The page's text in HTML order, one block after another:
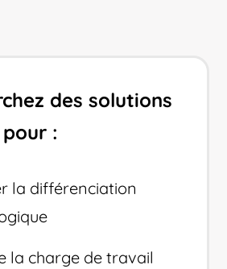
des solutions
:
la différenciation
la charge de travail